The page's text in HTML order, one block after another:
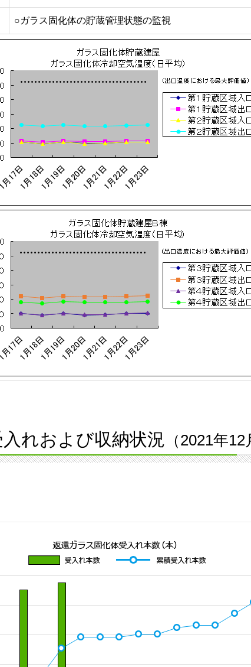
○ガラス固化体の貯蔵管理状態の監視
れおよび収納状況 （2021年